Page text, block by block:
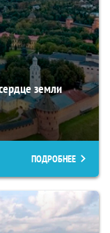
земли
ПОДРОБНЕЕ